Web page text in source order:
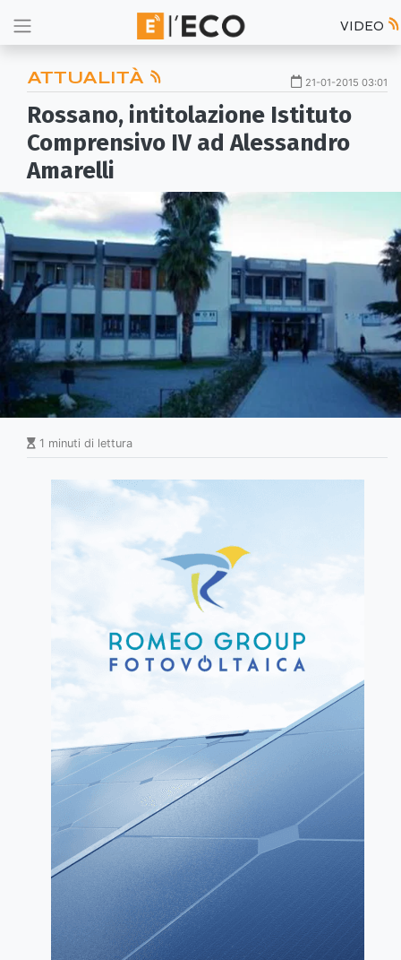
VIDEO
ATTUALITÀ 21-01-2015 03:01
Rossano, intitolazione Istituto
Comprensivo IV ad Alessandro
Amarelli
1 minuti di lettura